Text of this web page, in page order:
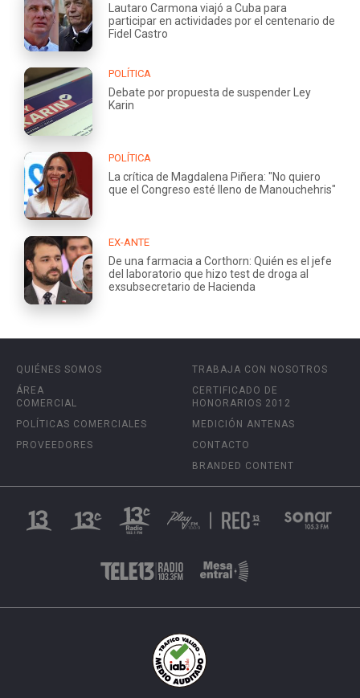
Lautaro Carmona viajó a Cuba para
participar en actividades por el centenario de
Fidel Castro
POLÍTICA
Debate por propuesta de suspender Ley
Karin
POLÍTICA
La crítica de Magdalena Piñera: "No quiero
que el Congreso esté lleno de Manouchehris"
EX-ANTE
De una farmacia a Corthorn: Quién es el jefe
del laboratorio que hizo test de droga al
exsubsecretario de Hacienda
QUIÉNES SOMOS
ÁREA
COMERCIAL
POLÍTICAS COMERCIALES
PROVEEDORES
TRABAJA CON NOSOTROS
CERTIFICADO DE
HONORARIOS 2012
MEDICIÓN ANTENAS
CONTACTO
BRANDED CONTENT